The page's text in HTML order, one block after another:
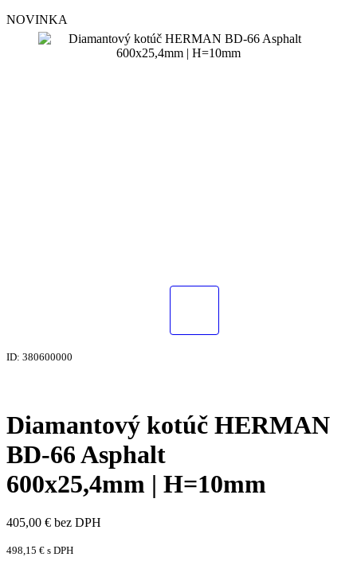
NOVINKA
ID: 380600000
Diamantový kotúč HERMAN
BD-66 Asphalt
600x25,4mm | H=10mm
405,00 € bez DPH
498,15 € s DPH